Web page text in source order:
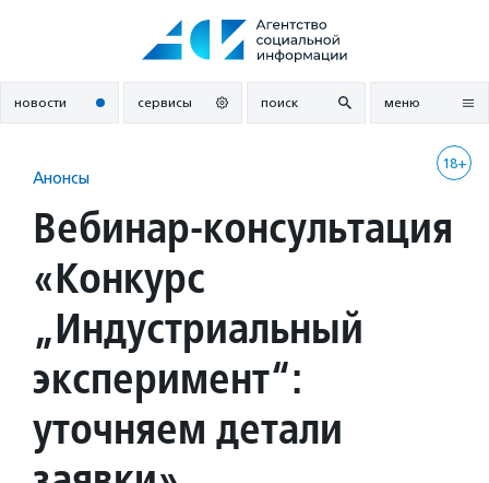
новости сервисы поиск меню
18+
Анонсы
Вебинар-консультация
«Конкурс
„Индустриальный
эксперимент“:
уточняем детали